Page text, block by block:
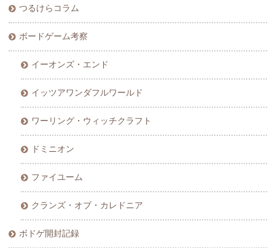
つるけらコラム
ボードゲーム考察
イーオンズ・エンド
イッツアワンダフルワールド
ワーリング・ウィッチクラフト
ドミニオン
ファイユーム
クランズ・オブ・カレドニア
ボドゲ開封記録